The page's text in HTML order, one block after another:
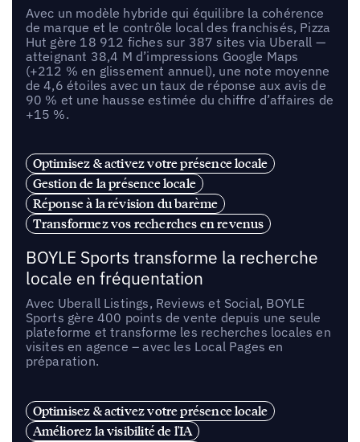
Avec un modèle hybride qui équilibre la cohérence
de marque et le contrôle local des franchisés, Pizza
Hut gère 18 912 fiches sur 387 sites via Uberall —
atteignant 38,4 M d’impressions Google Maps
(+212 % en glissement annuel), une note moyenne
de 4,6 étoiles avec un taux de réponse aux avis de
90 % et une hausse estimée du chiffre d’affaires de
+15 %.
Optimisez & activez votre présence locale
Gestion de la présence locale
Réponse à la révision du barème
Transformez vos recherches en revenus
BOYLE Sports transforme la recherche
locale en fréquentation
Avec Uberall Listings, Reviews et Social, BOYLE
Sports gère 400 points de vente depuis une seule
plateforme et transforme les recherches locales en
visites en agence – avec les Local Pages en
préparation.
Optimisez & activez votre présence locale
Améliorez la visibilité de l'IA